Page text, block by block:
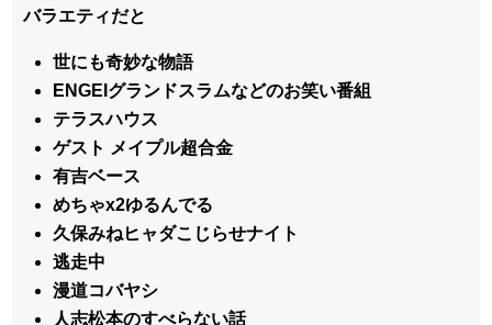
バラエティだと
世にも奇妙な物語
ENGEIグランドスラムなどのお笑い番組
テラスハウス
ゲスト メイプル超合金
有吉ベース
めちゃx2ゆるんでる
久保みねヒャダこじらせナイト
逃走中
漫道コバヤシ
人志松本のすべらない話